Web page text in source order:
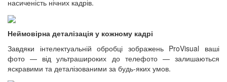
насиченість нічних кадрів.
Неймовірна деталізація у кожному кадрі
Завдяки інтелектуальній обробці зображень ProVisual ваші
фото — від ультрашироких до телефото — залишаються
яскравими та деталізованими за будь-яких умов.